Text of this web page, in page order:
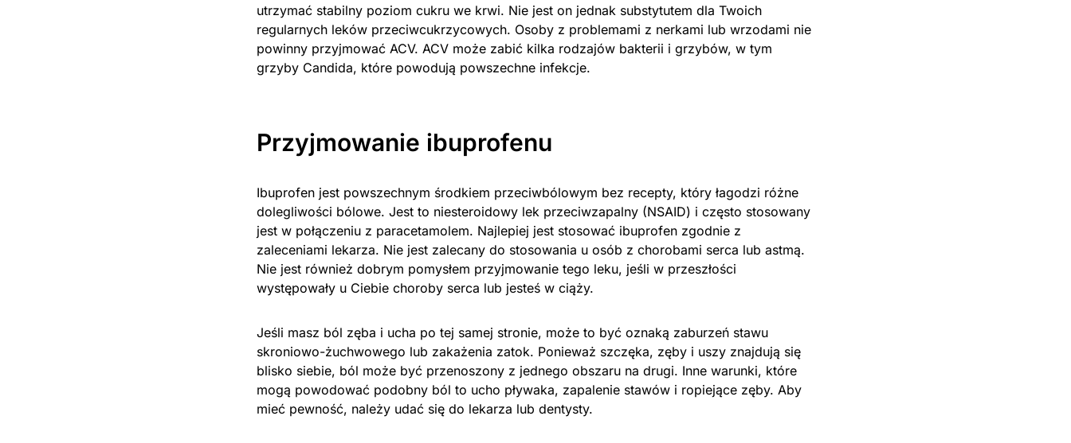
utrzymać stabilny poziom cukru we krwi. Nie jest on jednak substytutem dla Twoich
regularnych leków przeciwcukrzycowych. Osoby z problemami z nerkami lub wrzodami nie
powinny przyjmować ACV. ACV może zabić kilka rodzajów bakterii i grzybów, w tym
grzyby Candida, które powodują powszechne infekcje.
Przyjmowanie ibuprofenu
Ibuprofen jest powszechnym środkiem przeciwbólowym bez recepty, który łagodzi różne
dolegliwości bólowe. Jest to niesteroidowy lek przeciwzapalny (NSAID) i często stosowany
jest w połączeniu z paracetamolem. Najlepiej jest stosować ibuprofen zgodnie z
zaleceniami lekarza. Nie jest zalecany do stosowania u osób z chorobami serca lub astmą.
Nie jest również dobrym pomysłem przyjmowanie tego leku, jeśli w przeszłości
występowały u Ciebie choroby serca lub jesteś w ciąży.
Jeśli masz ból zęba i ucha po tej samej stronie, może to być oznaką zaburzeń stawu
skroniowo-żuchwowego lub zakażenia zatok. Ponieważ szczęka, zęby i uszy znajdują się
blisko siebie, ból może być przenoszony z jednego obszaru na drugi. Inne warunki, które
mogą powodować podobny ból to ucho pływaka, zapalenie stawów i ropiejące zęby. Aby
mieć pewność, należy udać się do lekarza lub dentysty.